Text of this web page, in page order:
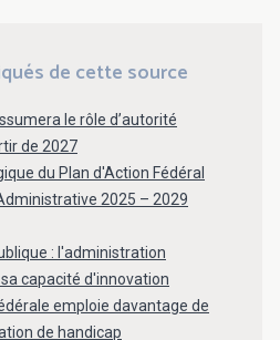
de cette source
le rôle d’autorité
de 2027
du Plan d'Action Fédéral
2025 – 2029
: l'administration
capacité d'innovation
emploie davantage de
de handicap